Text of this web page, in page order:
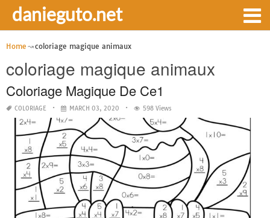
danieguto.net
Home coloriage magique animaux
coloriage magique animaux
Coloriage Magique De Ce1
COLORIAGE MARCH 03, 2020 598 Views